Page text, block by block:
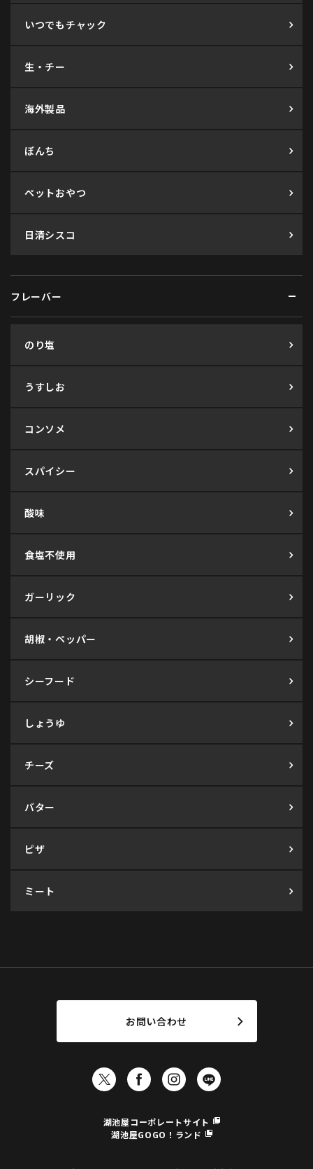
いつでもチャック
生・チー
海外製品
ぼんち
ペットおやつ
日清シスコ
フレーバー
のり塩
うすしお
コンソメ
スパイシー
酸味
食塩不使用
ガーリック
胡椒・ペッパー
シーフード
しょうゆ
チーズ
バター
ピザ
ミート
お問い合わせ
湖池屋コーポレートサイト
湖池屋GOGO！ランド